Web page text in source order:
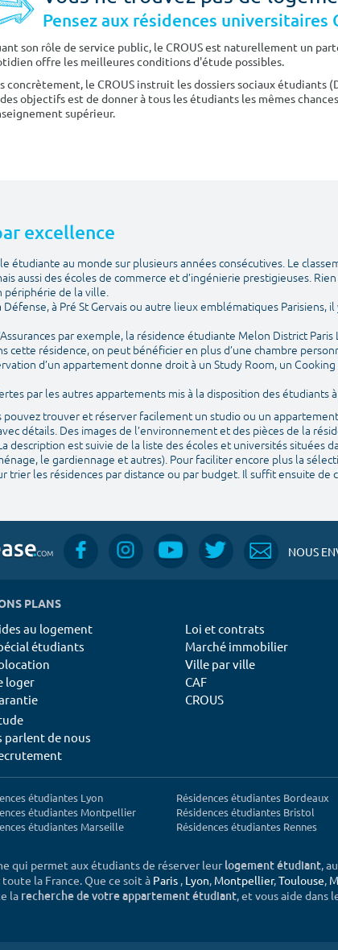
Pensez aux résidences universitaires
son rôle de service public, le CROUS est naturellement un
offre les meilleures conditions d'étude possibles.
concrètement, le CROUS instruit les dossiers sociaux étudiants
objectifs est de donner à tous les étudiants les mêmes
supérieur.
excellence
étudiante au monde sur plusieurs années consécutives. Le
aussi des écoles de commerce et d’ingénierie prestigieuses. Rien
périphérie de la ville.
Défense, à Pré St Gervais ou autre lieux emblématiques Parisiens,
par exemple, la résidence étudiante Melon District
cette résidence, on peut bénéficier en plus d’une chambre
d’un appartement donne droit à un Study Room, un
par les autres appartements mis à la disposition des étudiants à
pouvez trouver et réserver facilement un studio ou un
détails. Des images de l’environnement et des pièces de la
description est suivie de la liste des écoles et universités situées
le gardiennage et autres). Pour faciliter encore plus la
trier les résidences par distance ou par budget. Il suffit ensuite de
NOUS
PLANS
au logement
étudiants
loger
Loi et contrats
Marché immobilier
Ville par ville
CAF
CROUS
parlent de nous
étudiantes Lyon
étudiantes Montpellier
étudiantes Marseille
Résidences étudiantes Bordeaux
Résidences étudiantes Bristol
Résidences étudiantes Rennes
qui permet aux étudiants de réserver leurlogement étudiant,
toute la France. Que ce soit à Paris , Lyon, Montpellier,Toulouse,
la recherche de votre appartement étudiant, et vous aide dans